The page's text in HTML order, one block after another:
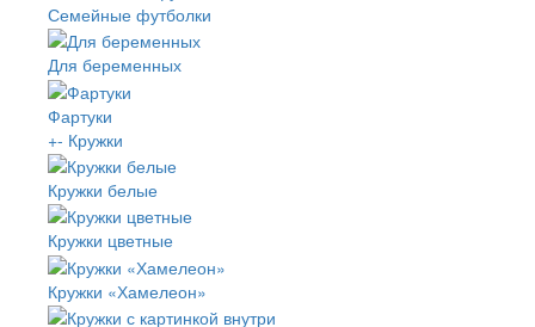
Семейные футболки
Для беременных
Фартуки
+- Кружки
Кружки белые
Кружки цветные
Кружки «Хамелеон»